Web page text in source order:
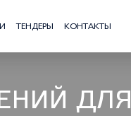
ТЕНДЕРЫ КОНТАКТЫ
ДЛЯ